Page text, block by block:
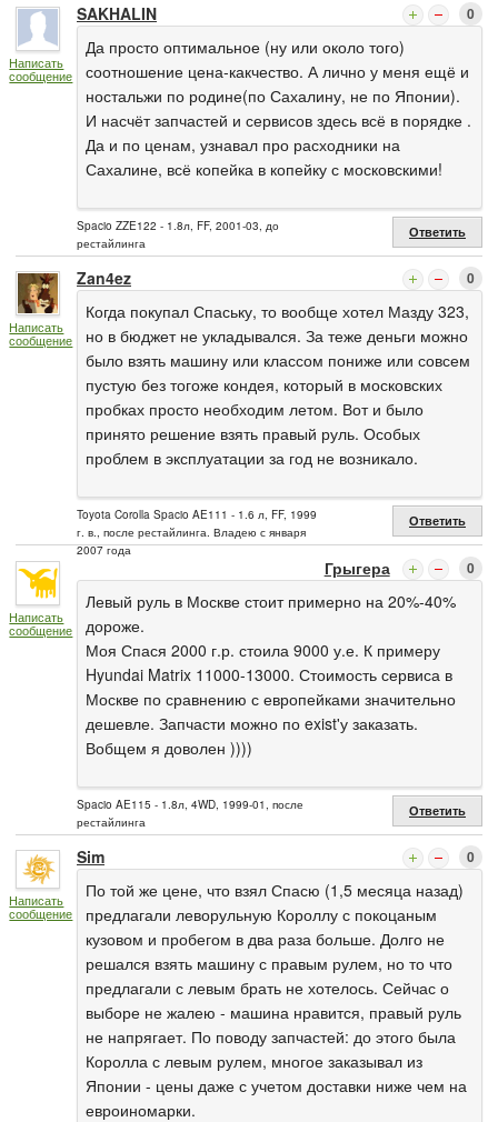
Написать
сообщение
SAKHALIN 0
Да просто оптимальное (ну или около того)
соотношение цена-какчество. А лично у меня ещё и
ностальжи по родине(по Сахалину, не по Японии).
И насчёт запчастей и сервисов здесь всё в порядке .
Да и по ценам, узнавал про расходники на
Сахалине, всё копейка в копейку с московскими!
Spacio ZZE122 - 1.8л, FF, 2001-03, до
рестайлинга
Ответить
Написать
сообщение
Zan4ez 0
Когда покупал Спаську, то вообще хотел Мазду 323,
но в бюджет не укладывался. За теже деньги можно
было взять машину или классом пониже или совсем
пустую без тогоже кондея, который в московских
пробках просто необходим летом. Вот и было
принято решение взять правый руль. Особых
проблем в эксплуатации за год не возникало.
Toyota Corolla Spacio AE111 - 1.6 л, FF, 1999
г. в., после рестайлинга. Владею с января
2007 года
Ответить
Написать
сообщение
Грыгера 0
Левый руль в Москве стоит примерно на 20%-40%
дороже.
Моя Спася 2000 г.р. стоила 9000 у.е. К примеру
Hyundai Matrix 11000-13000. Стоимость сервиса в
Москве по сравнению с европейками значительно
дешевле. Запчасти можно по exist'у заказать.
Вобщем я доволен ))))
Spacio AE115 - 1.8л, 4WD, 1999-01, после
рестайлинга
Ответить
Написать
сообщение
Sim 0
По той же цене, что взял Спасю (1,5 месяца назад)
предлагали леворульную Короллу с покоцаным
кузовом и пробегом в два раза больше. Долго не
решался взять машину с правым рулем, но то что
предлагали с левым брать не хотелось. Сейчас о
выборе не жалею - машина нравится, правый руль
не напрягает. По поводу запчастей: до этого была
Королла с левым рулем, многое заказывал из
Японии - цены даже с учетом доставки ниже чем на
евроиномарки.